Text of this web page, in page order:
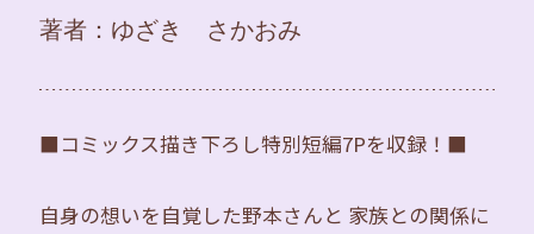
著者：ゆざき さかおみ
■コミックス描き下ろし特別短編7Pを収録！■
自身の想いを自覚した野本さんと 家族との関係に